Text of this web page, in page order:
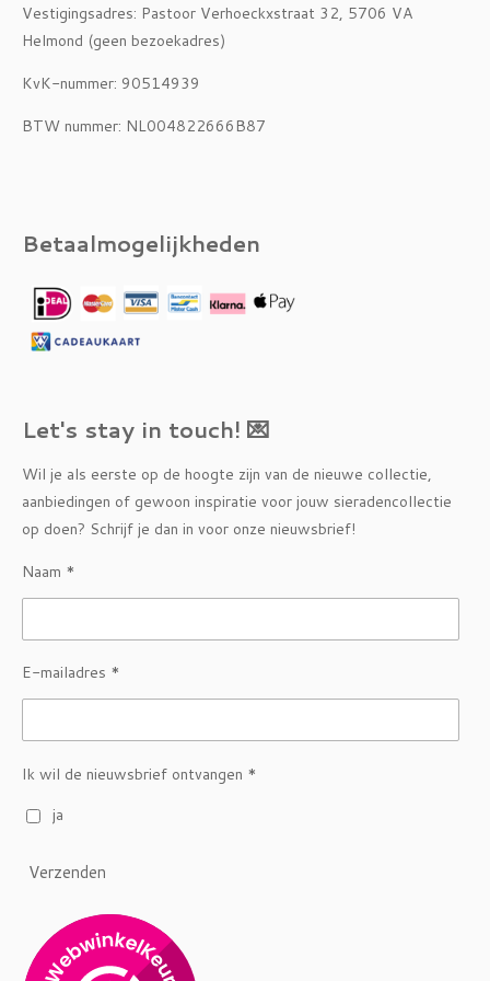
Vestigingsadres: Pastoor Verhoeckxstraat 32, 5706 VA
Helmond (geen bezoekadres)
KvK-nummer: 90514939
BTW nummer: NL004822666B87
Betaalmogelijkheden
Let's stay in touch! 💌
Wil je als eerste op de hoogte zijn van de nieuwe collectie,
aanbiedingen of gewoon inspiratie voor jouw sieradencollectie
op doen? Schrijf je dan in voor onze nieuwsbrief!
Naam *
E-mailadres *
Ik wil de nieuwsbrief ontvangen *
ja
Verzenden